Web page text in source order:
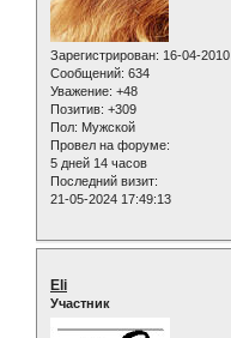
Зарегистрирован: 16-04-2010
Сообщений: 634
Уважение: +48
Позитив: +309
Пол: Мужской
Провел на форуме:
5 дней 14 часов
Последний визит:
21-05-2024 17:49:13
Eli
Участник